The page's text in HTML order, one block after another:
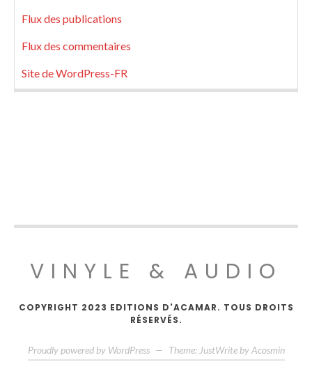
Flux des publications
Flux des commentaires
Site de WordPress-FR
VINYLE & AUDIO
COPYRIGHT 2023 EDITIONS D'ACAMAR. TOUS DROITS
RÉSERVÉS.
Proudly powered by WordPress — Theme: JustWrite by Acosmin